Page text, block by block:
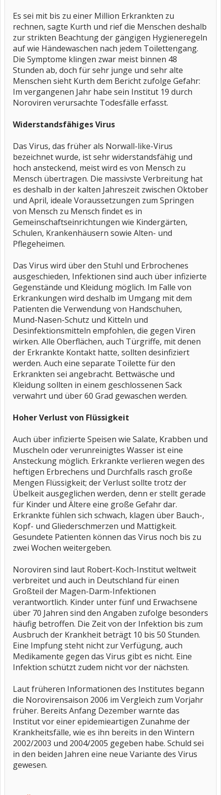
Es sei mit bis zu einer Million Erkrankten zu
rechnen, sagte Kurth und rief die Menschen deshalb
zur strikten Beachtung der gängigen Hygieneregeln
auf wie Händewaschen nach jedem Toilettengang.
Die Symptome klingen zwar meist binnen 48
Stunden ab, doch für sehr junge und sehr alte
Menschen sieht Kurth dem Bericht zufolge Gefahr:
Im vergangenen Jahr habe sein Institut 19 durch
Noroviren verursachte Todesfälle erfasst.
Widerstandsfähiges Virus
Das Virus, das früher als Norwall-like-Virus
bezeichnet wurde, ist sehr widerstandsfähig und
hoch ansteckend, meist wird es von Mensch zu
Mensch übertragen. Die massivste Verbreitung hat
es deshalb in der kalten Jahreszeit zwischen Oktober
und April, ideale Voraussetzungen zum Springen
von Mensch zu Mensch findet es in
Gemeinschaftseinrichtungen wie Kindergärten,
Schulen, Krankenhäusern sowie Alten- und
Pflegeheimen.
Das Virus wird über den Stuhl und Erbrochenes
ausgeschieden, Infektionen sind auch über infizierte
Gegenstände und Kleidung möglich. Im Falle von
Erkrankungen wird deshalb im Umgang mit dem
Patienten die Verwendung von Handschuhen,
Mund-Nasen-Schutz und Kitteln und
Desinfektionsmitteln empfohlen, die gegen Viren
wirken. Alle Oberflächen, auch Türgriffe, mit denen
der Erkrankte Kontakt hatte, sollten desinfiziert
werden. Auch eine separate Toilette für den
Erkrankten sei angebracht. Bettwäsche und
Kleidung sollten in einem geschlossenen Sack
verwahrt und über 60 Grad gewaschen werden.
Hoher Verlust von Flüssigkeit
Auch über infizierte Speisen wie Salate, Krabben und
Muscheln oder verunreinigtes Wasser ist eine
Ansteckung möglich. Erkrankte verlieren wegen des
heftigen Erbrechens und Durchfalls rasch große
Mengen Flüssigkeit; der Verlust sollte trotz der
Übelkeit ausgeglichen werden, denn er stellt gerade
für Kinder und Ältere eine große Gefahr dar.
Erkrankte fühlen sich schwach, klagen über Bauch-,
Kopf- und Gliederschmerzen und Mattigkeit.
Gesundete Patienten können das Virus noch bis zu
zwei Wochen weitergeben.
Noroviren sind laut Robert-Koch-Institut weltweit
verbreitet und auch in Deutschland für einen
Großteil der Magen-Darm-Infektionen
verantwortlich. Kinder unter fünf und Erwachsene
über 70 Jahren sind den Angaben zufolge besonders
häufig betroffen. Die Zeit von der Infektion bis zum
Ausbruch der Krankheit beträgt 10 bis 50 Stunden.
Eine Impfung steht nicht zur Verfügung, auch
Medikamente gegen das Virus gibt es nicht. Eine
Infektion schützt zudem nicht vor der nächsten.
Laut früheren Informationen des Institutes begann
die Norovirensaison 2006 im Vergleich zum Vorjahr
früher. Bereits Anfang Dezember warnte das
Institut vor einer epidemieartigen Zunahme der
Krankheitsfälle, wie es ihn bereits in den Wintern
2002/2003 und 2004/2005 gegeben habe. Schuld sei
in den beiden Jahren eine neue Variante des Virus
gewesen.